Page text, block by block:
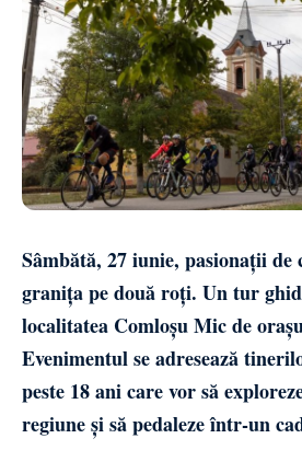
Sâmbătă, 27 iunie, pasionații de
granița pe două roți. Un tur
localitatea Comloșu Mic de
Evenimentul se adresează
peste 18 ani care vor să
regiune și să pedaleze într-un